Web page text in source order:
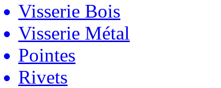
Visserie Bois
Visserie Métal
Pointes
Rivets